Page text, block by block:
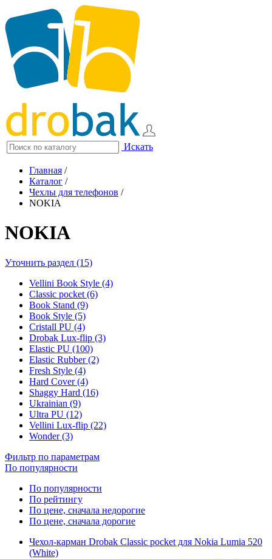
Искать
Главная /
Каталог /
Чехлы для телефонов /
NOKIA
NOKIA
Уточнить раздел (15)
Vellini Book Style (4)
Classic pocket (6)
Book Stand (9)
Book Style (5)
Cristall PU (4)
Drobak Lux-flip (3)
Elastic PU (100)
Elastic Rubber (2)
Fresh Style (4)
Hard Cover (4)
Shaggy Hard (16)
Ukrainian (9)
Ultra PU (12)
Vellini Lux-flip (22)
Wonder (3)
Фильтр по параметрам
По популярности
По популярности
По рейтингу
По цене, сначала недорогие
По цене, сначала дорогие
Чехол-карман Drobak Classic pocket для Nokia Lumia 520
(White)